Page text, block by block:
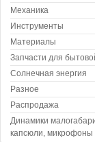
Механика
Инструменты
Материалы
Запчасти для
Солнечная энергия
Разное
Распродажа
Динамики
капсюли, микрофоны